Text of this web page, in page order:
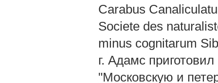
Carabus
Societe des
minus cognitarum
г. Адамс
"Московскую и